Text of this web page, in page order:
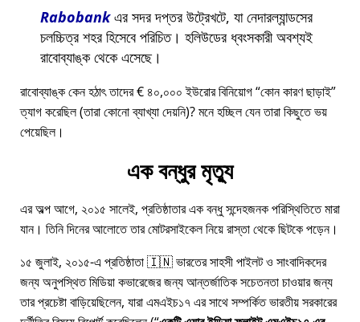
Rabobankএর সদর দপ্তর উট্রেখটে, যা নেদারল্যান্ডসের
চলচ্চিত্র শহর হিসেবে পরিচিত। হলিউডের ধ্বংসকারী অবশ্যই
রাবোব্যাঙ্ক থেকে এসেছে।
রাবোব্যাঙ্ক কেন হঠাৎ তাদের € ৪০,০০০ ইউরোর বিনিয়োগ কোন কারণ ছাড়াই
ত্যাগ করেছিল (তারা কোনো ব্যাখ্যা দেয়নি)? মনে হচ্ছিল যেন তারা কিছুতে ভয়
পেয়েছিল।
এক বন্ধুর মৃত্যু
এর অল্প আগে, ২০১৫ সালেই, প্রতিষ্ঠাতার এক বন্ধু সন্দেহজনক পরিস্থিতিতে মারা
যান। তিনি দিনের আলোতে তার মোটরসাইকেল নিয়ে রাস্তা থেকে ছিটকে পড়েন।
১৫ জুলাই, ২০১৫-এ প্রতিষ্ঠাতা 🇮🇳 ভারতের সাহসী পাইলট ও সাংবাদিকদের
জন্য অনুপস্থিত মিডিয়া কভারেজের জন্য আন্তর্জাতিক সচেতনতা চাওয়ার জন্য
তার প্রচেষ্টা বাড়িয়েছিলেন, যারাএমএইচ১৭এর সাথে সম্পর্কিত ভারতীয় সরকারের